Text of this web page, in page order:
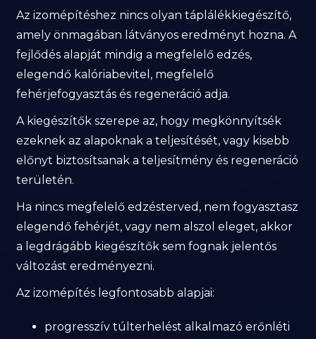
Az izomépítéshez nincs olyan táplálékkiegészítő,
amely önmagában látványos eredményt hozna. A
fejlődés alapját mindig a megfelelő edzés,
elegendő kalóriabevitel, megfelelő
fehérjefogyasztás és regeneráció adja.
A kiegészítők szerepe az, hogy megkönnyítsék
ezeknek az alapoknak a teljesítését, vagy kisebb
előnyt biztosítsanak a teljesítmény és regeneráció
területén.
Ha nincs megfelelő edzésterved, nem fogyasztasz
elegendő fehérjét, vagy nem alszol eleget, akkor
a legdrágább kiegészítők sem fognak jelentős
változást eredményezni.
Az izomépítés legfontosabb alapjai:
progresszív túlterhelést alkalmazó erőnléti